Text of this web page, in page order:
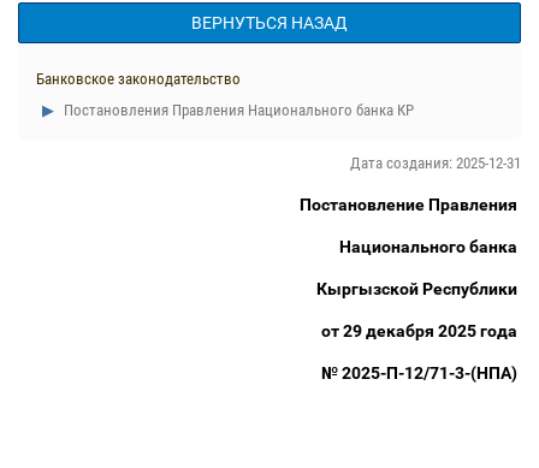
ВЕРНУТЬСЯ НАЗАД
Банковское законодательство
Постановления Правления Национального банка КР
Дата создания: 2025-12-31
Постановление Правления
Национального банка
Кыргызской Республики
от 29 декабря 2025 года
№ 2025-П-12/71-3-(НПА)